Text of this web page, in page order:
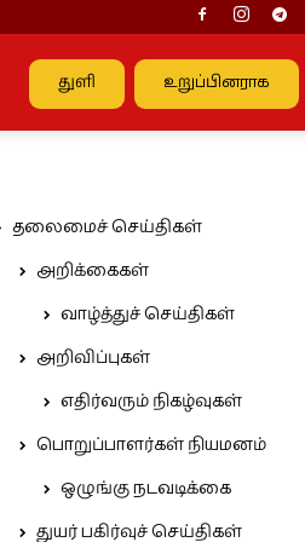
துளி உறுப்பினராக
தலைமைச் செய்திகள்
அறிக்கைகள்
வாழ்த்துச் செய்திகள்
அறிவிப்புகள்
எதிர்வரும் நிகழ்வுகள்
பொறுப்பாளர்கள் நியமனம்
ஒழுங்கு நடவடிக்கை
துயர் பகிர்வுச் செய்திகள்